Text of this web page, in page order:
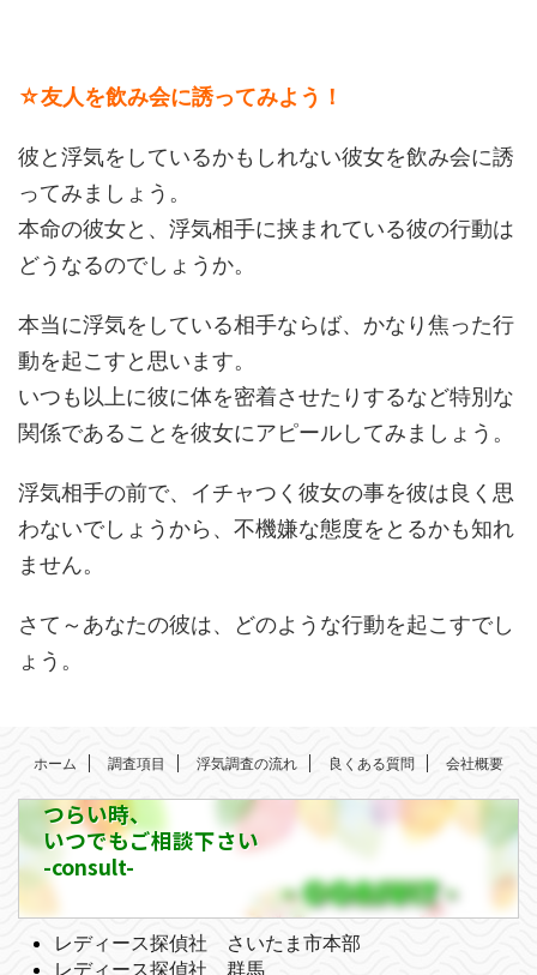
☆友人を飲み会に誘ってみよう！
彼と浮気をしているかもしれない彼女を飲み会に誘
ってみましょう。
本命の彼女と、浮気相手に挟まれている彼の行動は
どうなるのでしょうか。
本当に浮気をしている相手ならば、かなり焦った行
動を起こすと思います。
いつも以上に彼に体を密着させたりするなど特別な
関係であることを彼女にアピールしてみましょう。
浮気相手の前で、イチャつく彼女の事を彼は良く思
わないでしょうから、不機嫌な態度をとるかも知れ
ません。
さて～あなたの彼は、どのような行動を起こすでし
ょう。
ホーム 調査項目 浮気調査の流れ 良くある質問 会社概要
つらい時、
いつでもご相談下さい
-consult-
レディース探偵社 さいたま市本部
レディース探偵社 群馬